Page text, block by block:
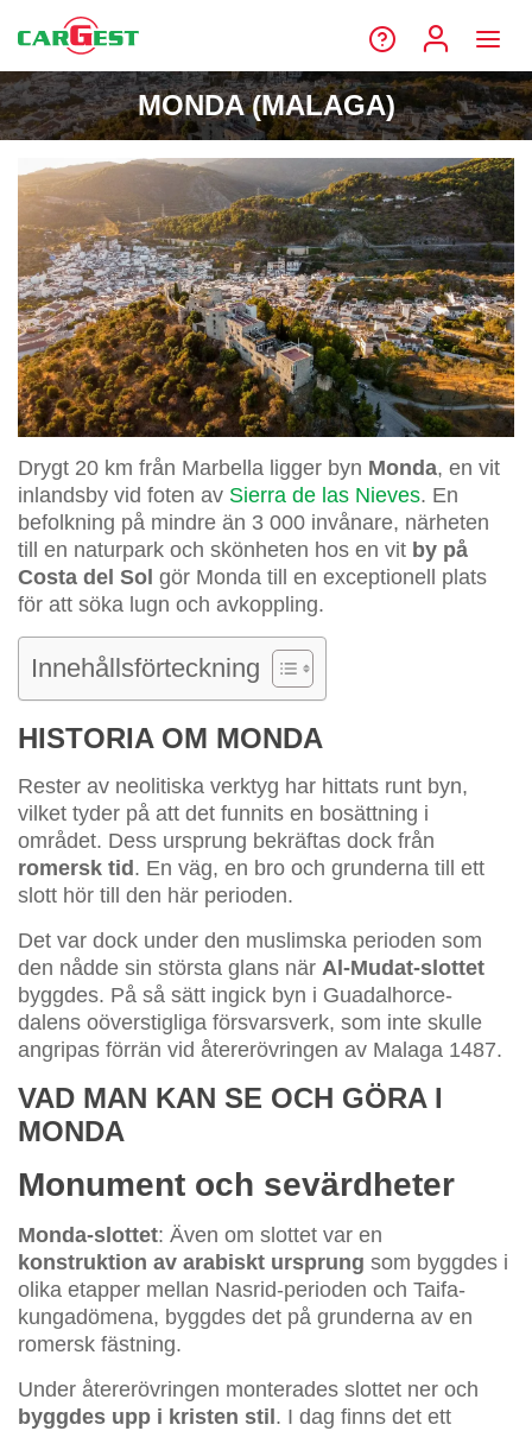
MONDA (MALAGA)
Drygt 20 km från Marbella ligger byn Monda, en vit
inlandsby vid foten av Sierra de las Nieves. En
befolkning på mindre än 3 000 invånare, närheten
till en naturpark och skönheten hos en vit by på
Costa del Sol gör Monda till en exceptionell plats
för att söka lugn och avkoppling.
Innehållsförteckning
HISTORIA OM MONDA
Rester av neolitiska verktyg har hittats runt byn,
vilket tyder på att det funnits en bosättning i
området. Dess ursprung bekräftas dock från
romersk tid . En väg, en bro och grunderna till ett
slott hör till den här perioden.
Det var dock under den muslimska perioden som
den nådde sin största glans när Al-Mudat-slottet
byggdes. På så sätt ingick byn i Guadalhorce-
dalens oöverstigliga försvarsverk, som inte skulle
angripas förrän vid återerövringen av Malaga 1487.
VAD MAN KAN SE OCH GÖRA I
MONDA
Monument och sevärdheter
Monda-slottet: Även om slottet var en
konstruktion av arabiskt ursprung som byggdes i
olika etapper mellan Nasrid-perioden och Taifa-
kungadömena, byggdes det på grunderna av en
romersk fästning.
Under återerövringen monterades slottet ner och
byggdes upp i kristen stil . I dag finns det ett